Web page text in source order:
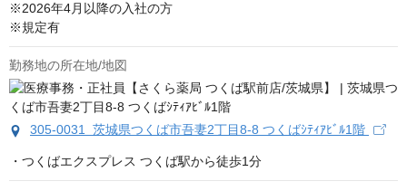
※2026年4月以降の入社の方
※規定有
勤務地の所在地/地図
305-0031 茨城県つくば市吾妻2丁目8-8 つくばｼﾃｨｱﾋﾞﾙ1階
・つくばエクスプレス つくば駅から徒歩1分